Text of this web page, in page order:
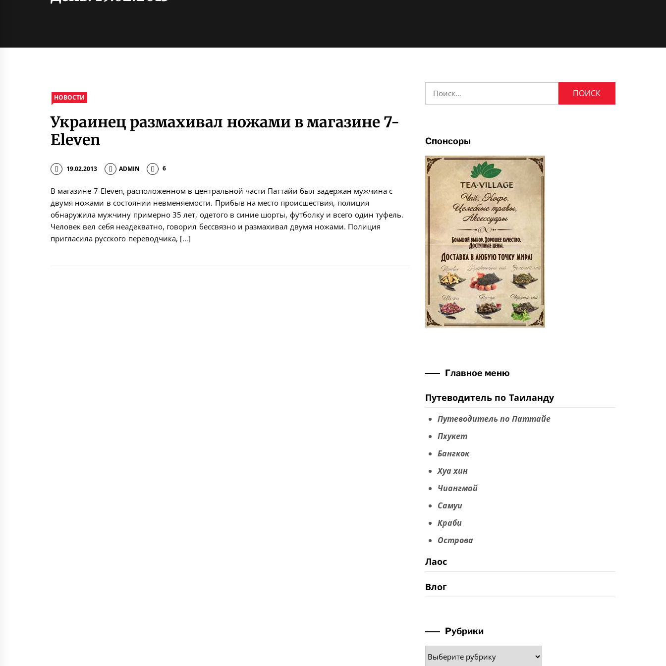
НОВОСТИ
Украинец размахивал ножами в магазине 7-
Eleven
19.02.2013 ADMIN 6
В магазине 7-Eleven, расположенном в центральной части Паттайи был задержан мужчина с
двумя ножами в состоянии невменяемости. Прибыв на место происшествия, полиция
обнаружила мужчину примерно 35 лет, одетого в синие шорты, футболку и всего один туфель.
Человек вел себя неадекватно, говорил бессвязно и размахивал двумя ножами. Полиция
пригласила русского переводчика, […]
Найти:
Спонсоры
Главное меню
Путеводитель по Таиланду
Путеводитель по Паттайе
Пхукет
Бангкок
Хуа хин
Чиангмай
Самуи
Краби
Острова
Лаос
Влог
Рубрики
Рубрики